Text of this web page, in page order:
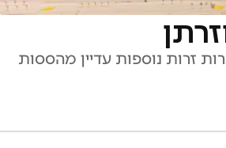
זרות נוספות עדיין מהססות